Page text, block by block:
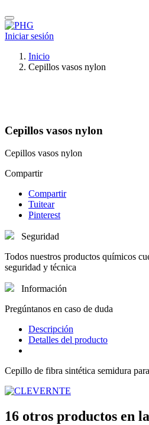
Iniciar sesión
Inicio
Cepillos vasos nylon
Cepillos vasos nylon
Cepillos vasos nylon
Compartir
Compartir
Tuitear
Pinterest
Seguridad
Todos nuestros productos químicos
seguridad y técnica
Información
Pregúntanos en caso de duda
Descripción
Detalles del producto
Cepillo de fibra sintética semidura
16 otros productos en